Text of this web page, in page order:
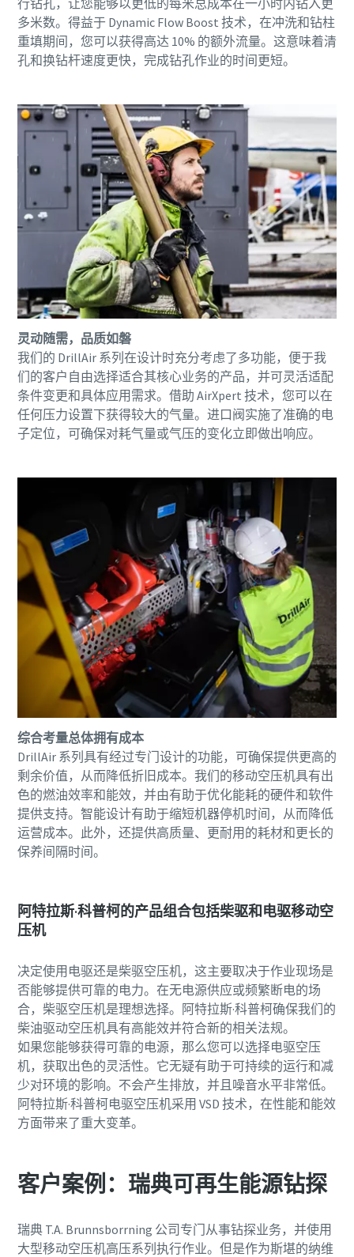
行钻孔，让您能够以更低的每米总成本在一小时内钻入更
多米数。得益于 Dynamic Flow Boost 技术，在冲洗和钻柱
重填期间，您可以获得高达 10% 的额外流量。这意味着清
孔和换钻杆速度更快，完成钻孔作业的时间更短。
灵动随需，品质如磐
我们的 DrillAir 系列在设计时充分考虑了多功能，便于我
们的客户自由选择适合其核心业务的产品，并可灵活适配
条件变更和具体应用需求。借助 AirXpert 技术，您可以在
任何压力设置下获得较大的气量。进口阀实施了准确的电
子定位，可确保对耗气量或气压的变化立即做出响应。
综合考量总体拥有成本
DrillAir 系列具有经过专门设计的功能，可确保提供更高的
剩余价值，从而降低折旧成本。我们的移动空压机具有出
色的燃油效率和能效，并由有助于优化能耗的硬件和软件
提供支持。智能设计有助于缩短机器停机时间，从而降低
运营成本。此外，还提供高质量、更耐用的耗材和更长的
保养间隔时间。
阿特拉斯·科普柯的产品组合包括柴驱和电驱移动空
压机
决定使用电驱还是柴驱空压机，这主要取决于作业现场是
否能够提供可靠的电力。在无电源供应或频繁断电的场
合，柴驱空压机是理想选择。阿特拉斯·科普柯确保我们的
柴油驱动空压机具有高能效并符合新的相关法规。
如果您能够获得可靠的电源，那么您可以选择电驱空压
机，获取出色的灵活性。它无疑有助于可持续的运行和减
少对环境的影响。不会产生排放，并且噪音水平非常低。
阿特拉斯·科普柯电驱空压机采用 VSD 技术，在性能和能效
方面带来了重大变革。
客户案例：瑞典可再生能源钻探
瑞典 T.A. Brunnsborrning 公司专门从事钻探业务，并使用
大型移动空压机高压系列执行作业。但是作为斯堪的纳维